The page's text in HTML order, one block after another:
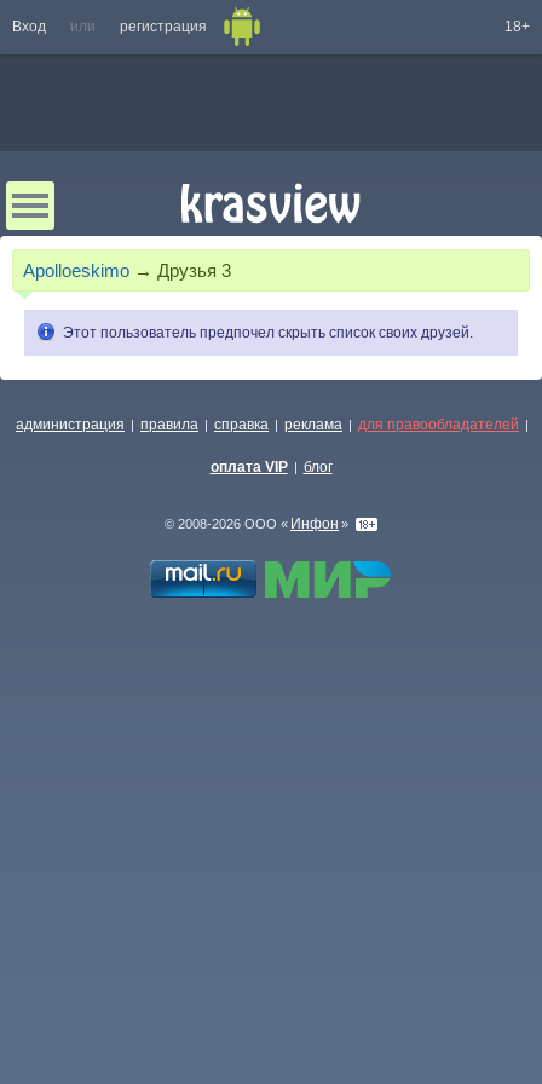
Вход или регистрация 18+
Apolloeskimo → Друзья 3
Этот пользователь предпочел скрыть список своих друзей.
администрация | правила | справка | реклама | для правообладателей |
оплата VIP | блог
© 2008-2026 ООО « Инфон »